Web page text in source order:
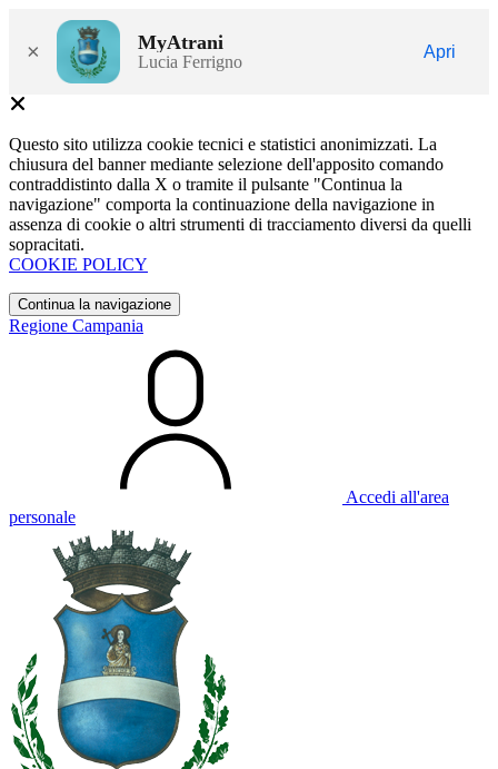
× MyAtrani
Lucia Ferrigno
Apri
Questo sito utilizza cookie tecnici e statistici anonimizzati. La
chiusura del banner mediante selezione dell'apposito comando
contraddistinto dalla X o tramite il pulsante "Continua la
navigazione" comporta la continuazione della navigazione in
assenza di cookie o altri strumenti di tracciamento diversi da quelli
sopracitati.
COOKIE POLICY
Continua la navigazione
Regione Campania
Accedi all'area
personale